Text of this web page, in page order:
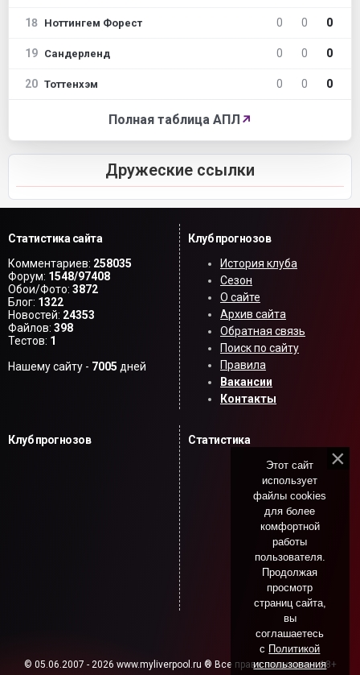
18 Ноттингем Форест 0 0 0
19 Сандерленд 0 0 0
20 Тоттенхэм 0 0 0
Полная таблица АПЛ ↗
Дружеские ссылки
Статистика сайта
Комментариев: 258035
Форум: 1548/97408
Обои/Фото: 3872
Блог: 1322
Новостей: 24353
Файлов: 398
Тестов: 1
Нашему сайту - 7005 дней
Клуб прогнозов
История клуба
Сезон
О сайте
Архив сайта
Обратная связь
Поиск по сайту
Правила
Вакансии
Контакты
Клуб прогнозов Статистика
© 05.06.2007 - 2026 www.myliverpool.ru ® Все права защищены. 18+
Этот сайт
использует
файлы cookies
для более
комфортной
работы
пользователя.
Продолжая
просмотр
страниц сайта,
вы
соглашаетесь
с Политикой
использования